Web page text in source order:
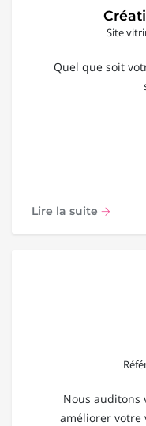
Site
Quel que soit
Lire la suite
Nous auditons
améliorer votre